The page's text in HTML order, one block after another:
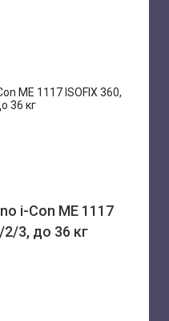
i-Con ME 1117
2/3, до 36 кг